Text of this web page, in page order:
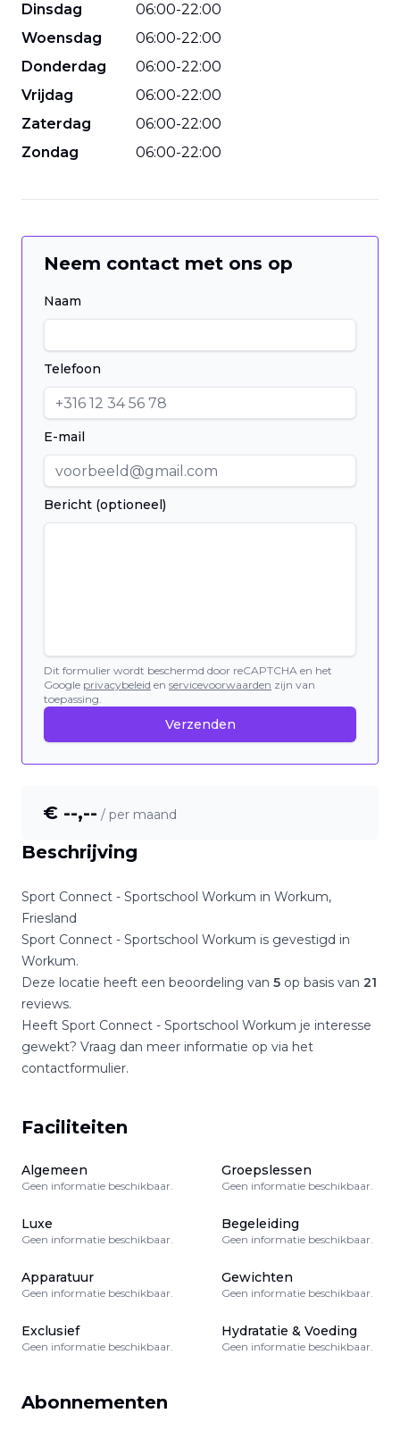
Dinsdag
06:00-22:00
Woensdag
06:00-22:00
Donderdag
06:00-22:00
Vrijdag
06:00-22:00
Zaterdag
06:00-22:00
Zondag
06:00-22:00
Beschrijving
Sport Connect - Sportschool Workum in Workum,
Friesland
Sport Connect - Sportschool Workum is gevestigd in
Workum.
Deze locatie heeft een beoordeling van 5 op basis van 21
reviews.
Heeft Sport Connect - Sportschool Workum je interesse
gewekt? Vraag dan meer informatie op via het
contactformulier.
Faciliteiten
Algemeen
Geen informatie beschikbaar.
Groepslessen
Geen informatie beschikbaar.
Luxe
Geen informatie beschikbaar.
Begeleiding
Geen informatie beschikbaar.
Apparatuur
Geen informatie beschikbaar.
Gewichten
Geen informatie beschikbaar.
Exclusief
Geen informatie beschikbaar.
Hydratatie & Voeding
Geen informatie beschikbaar.
Abonnementen
Neem contact met ons op
Naam
Telefoon
E-mail
Bericht (optioneel)
Dit formulier wordt beschermd door reCAPTCHA en het
Google privacybeleid en servicevoorwaarden zijn van
toepassing.
Verzenden
€ --,-- / per maand